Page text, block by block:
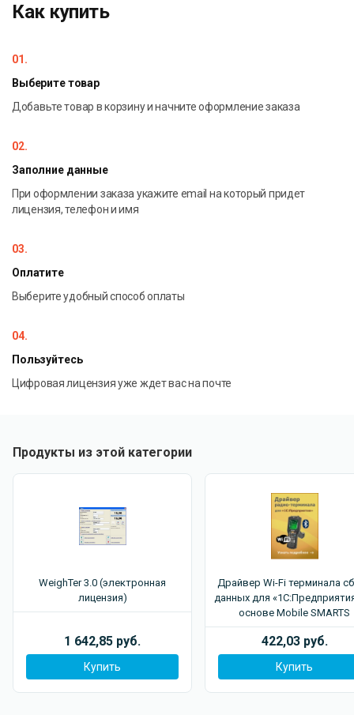
настройки,
информация о товаре, складах, контрагентах, остатках
бессрочная лицензия на 1 (одно) моб. устройство,
подписка на обновления и обмен через Интернет на 1
(один) год
Как купить
01.
Выберите товар
Добавьте товар в корзину и начните оформление заказа
02.
Заполние данные
При оформлении заказа укажите email на который придет
лицензия, телефон и имя
03.
Оплатите
Выберите удобный способ оплаты
04.
Пользуйтесь
Цифровая лицензия уже ждет вас на почте
Продукты из этой категории
WeighTer 3.0 (электронная
лицензия)
1 642,85 руб.
Купить
Драйвер Wi-Fi терминала
данных для
основе Mobile SMARTS
422,03 руб.
Купить